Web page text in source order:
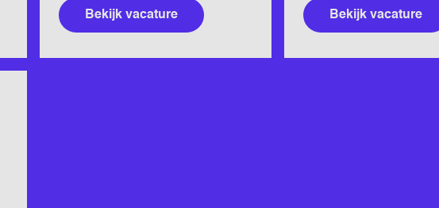
Bekijk vacature Bekijk vacature